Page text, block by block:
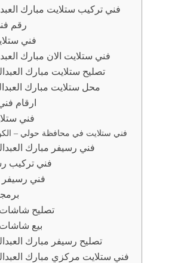
فني تركيب ستلايت مبارك
رقم
فني
فني ستلايت الان مبارك
تصليح ستلايت مبارك
محل ستلايت مبارك
ارقام
فني
فني ستلايت في محافظة حولي –
فني رسيفر مبارك
فني تركيب
فني
تصليح شاشات
بيع
تصليح رسيفر مبارك
فني ستلايت مركزي مبارك